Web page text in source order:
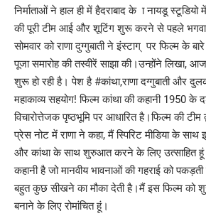
निर्माताओं ने हाल ही में हैदराबाद के ा नायडू
की पूरी टीम आई और शूटिंग शुरू करने से पहले भगवान
सोमवार को राणा दुग्गुबाती ने इंस्टाग् पर फिल्म के
पूजा समारोह की तस्वीरें साझा की।उन्होंने लिखा,
शुरू हो रही है। पेश है #कांथा,राणा दग्गुबाती और
महाकाव्य सहयोग! फिल्म कांथा की कहानी 1950
विचारोत्तेजक पृष्ठभूमि पर आधारित है।फिल्म की टीम
प्रेस नोट में राणा ने कहा, मैं स्पिरिट मीडिया के
और कांथा के साथ शुरुआत करने के लिए उत्साहित
कहानी है जो मानवीय भावनाओं की गहराई को
बहुत कुछ सीखने का मौका देती है।मैं इस फिल्म
बनाने के लिए रोमांचित हूं।